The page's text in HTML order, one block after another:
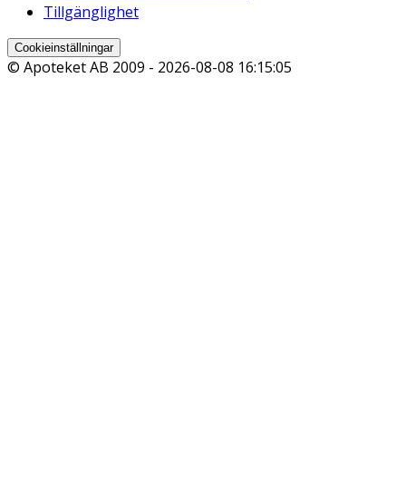
Tillgänglighet
Cookieinställningar
© Apoteket AB 2009 - 2026-08-08 16:15:05